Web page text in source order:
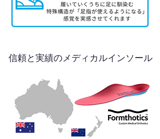
信頼と実績のメディカルインソール